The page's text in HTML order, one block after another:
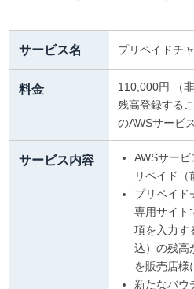
サービス名 プリペイドチ
料金
110,000円 （非
残高登録する
のAWSサービ
サービス内容
AWSサー
リペイド（
プリペイド
専用サイト
項を入力す
込）の残高
を販売店様
新たなバウ